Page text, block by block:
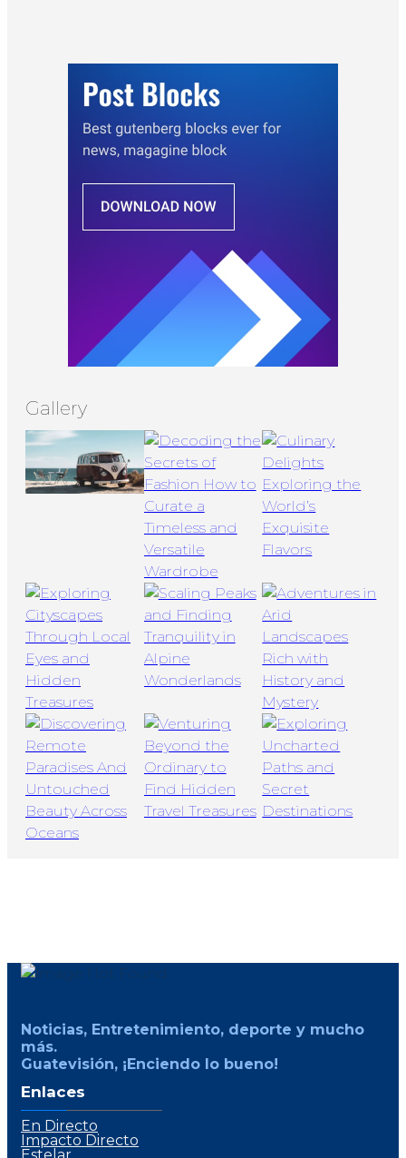
Gallery
Noticias, Entretenimiento, deporte y mucho
más.
Guatevisión, ¡Enciendo lo bueno!
Enlaces
En Directo
Impacto Directo